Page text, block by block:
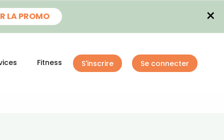
LA PROMO ×
Fitness S'inscrire Se connecter